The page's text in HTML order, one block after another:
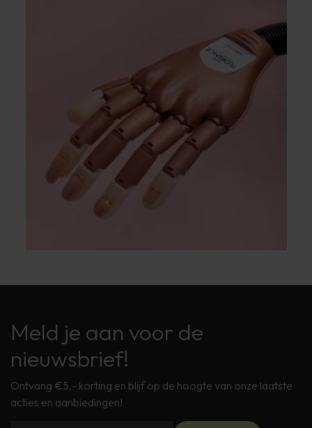
Meld je aan voor de
nieuwsbrief!
Ontvang €5,- korting en blijf op de hoogte van onze laatste
acties en aanbiedingen!